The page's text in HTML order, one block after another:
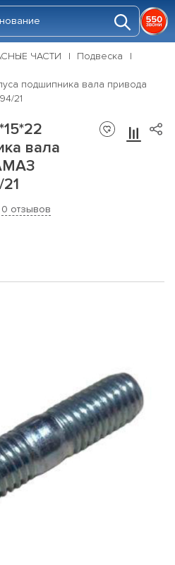
ЧАСТИ
Подвеска
подшипника вала привода
21
вала
0 отзывов